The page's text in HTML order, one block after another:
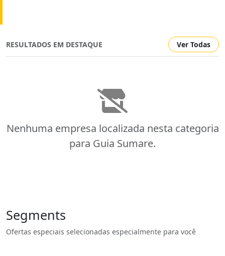
RESULTADOS EM DESTAQUE Ver Todas
Nenhuma empresa localizada nesta categoria
para Guia Sumare.
Segments
Ofertas especiais selecionadas especialmente para você